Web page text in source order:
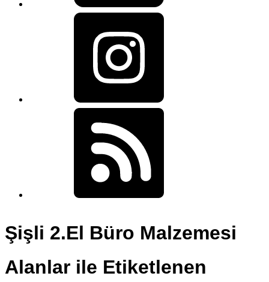
Şişli 2.El Büro Malzemesi
Alanlar ile Etiketlenen